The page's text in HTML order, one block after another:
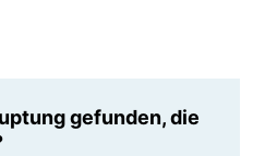
gefunden, die